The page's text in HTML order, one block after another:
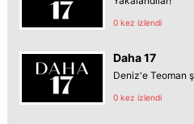
0 kez izlendi
Daha 17
Deniz'e Teoman
0 kez izlendi